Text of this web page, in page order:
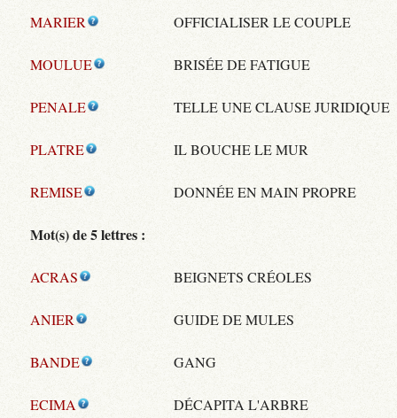
MARIER OFFICIALISER LE COUPLE
MOULUE BRISÉE DE FATIGUE
PENALE TELLE UNE CLAUSE JURIDIQUE
PLATRE IL BOUCHE LE MUR
REMISE DONNÉE EN MAIN PROPRE
Mot(s) de 5 lettres :
ACRAS BEIGNETS CRÉOLES
ANIER GUIDE DE MULES
BANDE GANG
ECIMA DÉCAPITA L'ARBRE